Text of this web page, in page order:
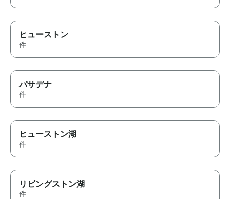
ヒューストン
件
パサデナ
件
ヒューストン湖
件
リビングストン湖
件